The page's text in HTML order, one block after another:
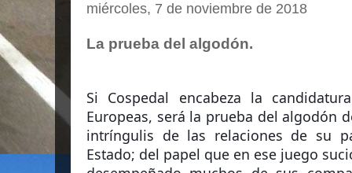
miércoles, 7 de noviembre de 2018
La prueba del algodón.
Si Cospedal encabeza la
Europeas, será la prueba del algodón
intríngulis de las relaciones de su
Estado; del papel que en ese juego